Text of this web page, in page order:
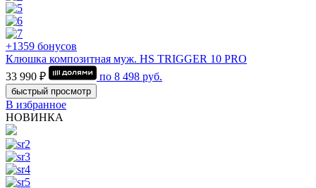
+1359 бонусов
Клюшка композитная муж. HS TRIGGER 10 PRO
33 990 ₽
по 8 498 руб.
быстрый просмотр
В избранное
НОВИНКА